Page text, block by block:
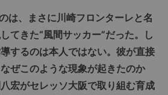
は、まさに川崎フロンターレと名
てきた“風間サッカー”だった。し
するのは本人ではない。彼が直接
ぜこのような現象が起きたのか
宏がセレッソ大阪で取り組む育成